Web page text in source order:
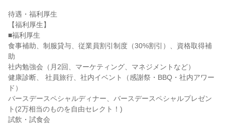
待遇・福利厚生
【福利厚生】
■福利厚生
食事補助、制服貸与、従業員割引制度（30%割引）、資格取得補
助
社内勉強会（月2回、マーケティング、マネジメントなど）
健康診断、 社員旅行、社内イベント（感謝祭・BBQ・社内アワー
ド）
バースデースペシャルディナー、バースデースペシャルプレゼン
ト(2万相当のものを自由セレクト！)
試飲・試食会